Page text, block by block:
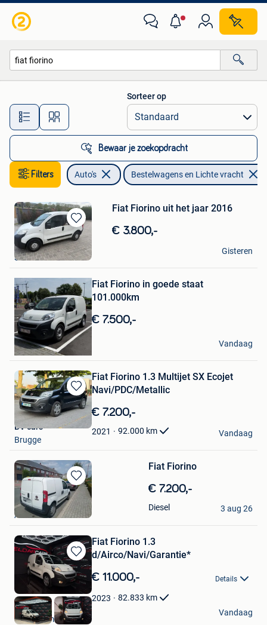
Alle afstanden…
Sorteer op
Bewaar je zoekopdracht
Filters Auto's Bestelwagens en Lichte vracht
Bewaren
in
Mijn
Favorieten
Fiat Fiorino uit het jaar 2016
€ 3.800,-
You
Sint-Pieters-Leeuw
Gisteren
in
Mijn
Favorieten
Fiat Fiorino in goede staat
101.000km
€ 7.500,-
S.C
Genk
Vandaag
Bewaren
in
Mijn
Favorieten
Fiat Fiorino 1.3 Multijet SX Ecojet
Navi/PDC/Metallic
€ 7.200,-
2021 92.000 km
BV cars
Brugge
Vandaag
Bewaren
in
Mijn
Favorieten
Fiat Fiorino
€ 7.200,-
Diesel
Express
Anderlecht
3 aug 26
Bewaren
in
Mijn
Favorieten
Fiat Fiorino 1.3
d/Airco/Navi/Garantie*
€ 11.000,- Details
2023 82.833 km
Eldarcars
Desselgem
Vandaag